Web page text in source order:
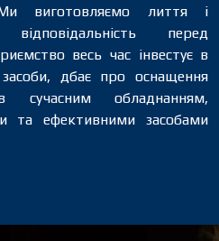
виготовляємо лиття і
перед
весь час інвестує в
засоби, дбає про оснащення
сучасним обладнанням,
та ефективними засобами